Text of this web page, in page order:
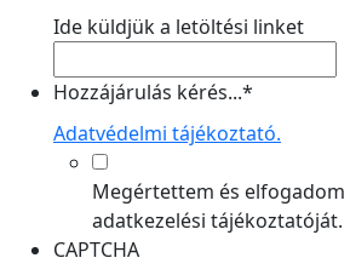
Ide küldjük a letöltési linket
Hozzájárulás kérés...*
Adatvédelmi tájékoztató.
Megértettem és elfogadom
adatkezelési tájékoztatóját.
CAPTCHA